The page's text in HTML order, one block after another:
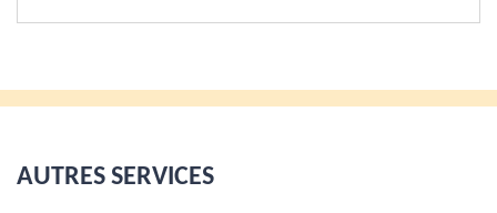
AUTRES SERVICES